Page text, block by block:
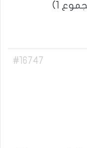
1)
#16747